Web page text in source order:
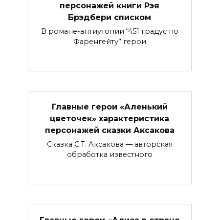
персонажей книги Рэя
Брэдбери списком
В романе-антиутопии “451 градус по
Фаренгейту” герои
Главные герои «Аленький
цветочек» характеристика
персонажей сказки Аксакова
Сказка С.Т. Аксакова — авторская
обработка известного